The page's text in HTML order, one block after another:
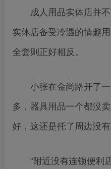
成人用品实体店并不
实体店备受冷遇的情趣
全套则正好相反。
小张在金尚路开了一
多，器具用品一个都没
好，这还是托了周边没有
“附近没有连锁便利